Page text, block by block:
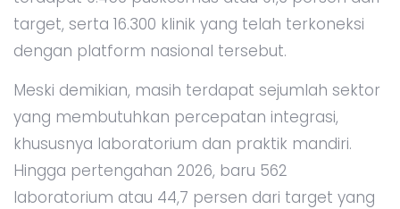
target, serta 16.300 klinik yang telah terkoneksi
dengan platform nasional tersebut.
Meski demikian, masih terdapat sejumlah sektor
yang membutuhkan percepatan integrasi,
khususnya laboratorium dan praktik mandiri.
Hingga pertengahan 2026, baru 562
laboratorium atau 44,7 persen dari target yang